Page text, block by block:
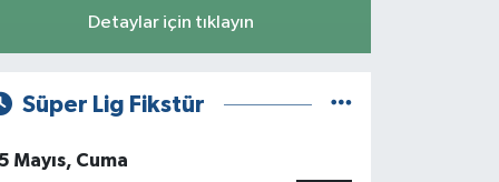
Detaylar için tıklayın
Süper Lig Fikstür
Mayıs, Cuma